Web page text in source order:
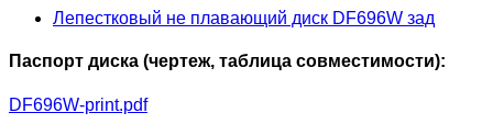
Лепестковый не плавающий диск DF696W зад
Паспорт диска (чертеж, таблица совместимости):
DF696W-print.pdf